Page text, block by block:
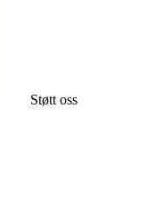
Støtt oss